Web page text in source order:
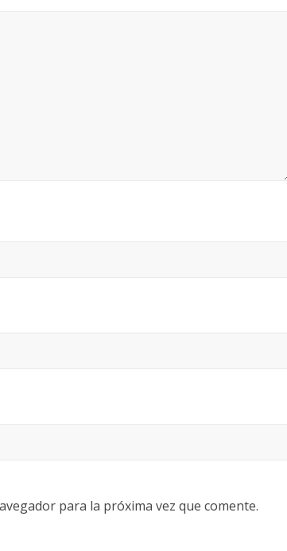
para la próxima vez que comente.